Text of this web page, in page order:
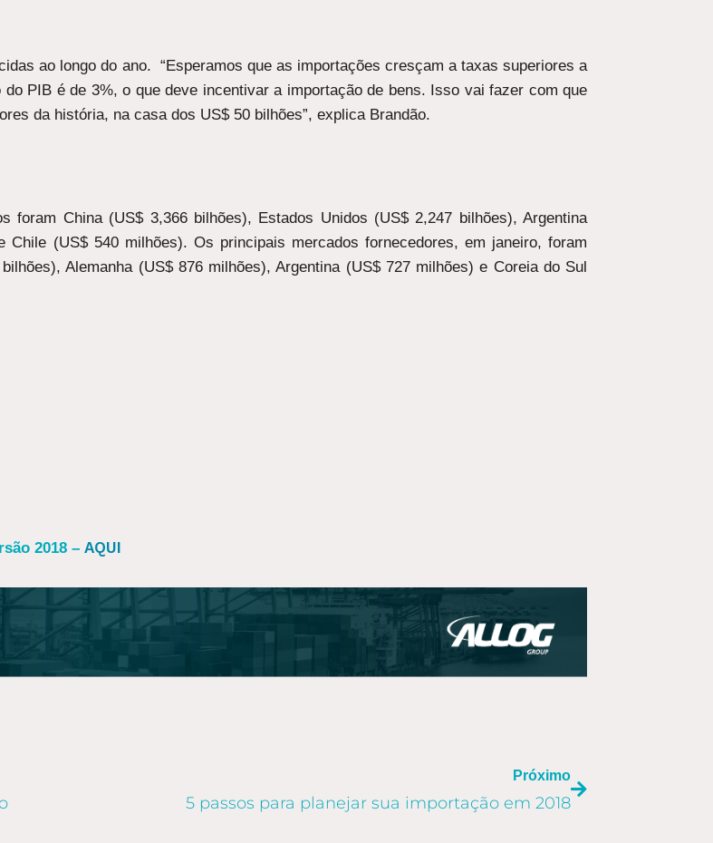
ao longo do ano. “Esperamos que as importações cresçam a taxas superiores a
PIB é de 3%, o que deve incentivar a importação de bens. Isso vai fazer com que
da história, na casa dos US$ 50 bilhões”, explica Brandão.
foram China (US$ 3,366 bilhões), Estados Unidos (US$ 2,247 bilhões), Argentina
(US$ 540 milhões). Os principais mercados fornecedores, em janeiro, foram
Alemanha (US$ 876 milhões), Argentina (US$ 727 milhões) e Coreia do Sul
2018 – AQUI
Próximo
5 passos para planejar sua importação em 2018